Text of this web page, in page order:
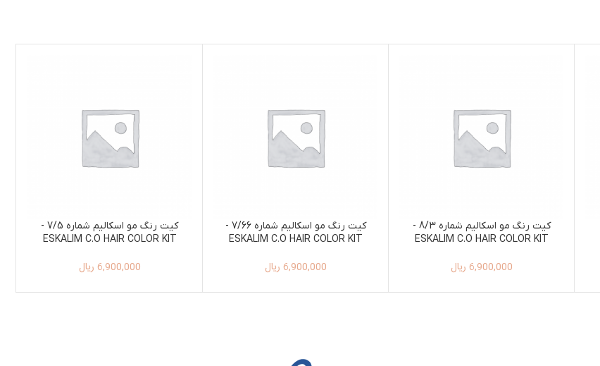
کیت رنگ مو اسکالیم شماره 8/3 -
ESKALIM C.O HAIR COLOR KIT
6,900,000 ریال
کیت رنگ مو اسکالیم شماره 7/66 -
ESKALIM C.O HAIR COLOR KIT
6,900,000 ریال
کیت رنگ مو اسکالیم شماره 7/5 -
ESKALIM C.O HAIR COLOR KIT
6,900,000 ریال